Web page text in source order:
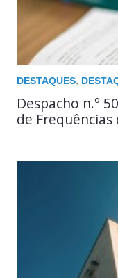
DESTAQUES,
Despacho n.º
de